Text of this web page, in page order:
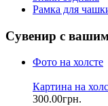
Рамка для
Сувенир с
Фото на холсте
Картина на
300.00грн.